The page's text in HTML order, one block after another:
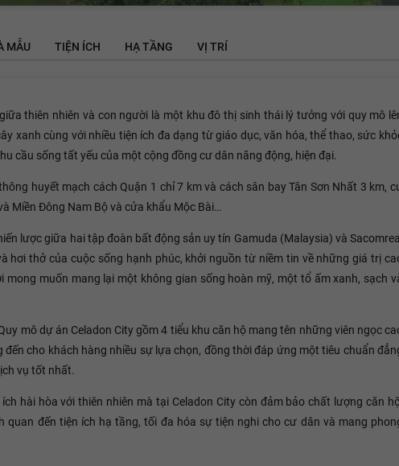
MẪU TIỆN ÍCH HẠ TẦNG VỊ TRÍ
thiên nhiên và con người là một khu đô thị sinh thái lý tưởng với quy mô
xanh cùng với nhiều tiện ích đa dạng từ giáo dục, văn hóa, thể thao, sức
cầu sống tất yếu của một cộng đồng cư dân năng động, hiện đại.
huyết mạch cách Quận 1 chỉ 7 km và cách sân bay Tân Sơn Nhất 3 km,
Miền Đông Nam Bộ và cửa khẩu Mộc Bài…
lược giữa hai tập đoàn bất động sản uy tín Gamuda (Malaysia) và Sacomreal
hơi thở của cuộc sống hạnh phúc, khởi nguồn từ niềm tin về những giá trị
mong muốn mang lại một không gian sống hoàn mỹ, một tổ ấm xanh, sạch
mô dự án Celadon City gồm 4 tiểu khu căn hộ mang tên những viên ngọc
đến cho khách hàng nhiều sự lựa chọn, đồng thời đáp ứng một tiêu chuẩn
vụ tốt nhất.
hài hòa với thiên nhiên mà tại Celadon City còn đảm bảo chất lượng căn
đến tiện ích hạ tầng, tối đa hóa sự tiện nghi cho cư dân và mang